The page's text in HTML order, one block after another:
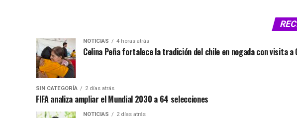
NOTICIAS 4 horas atrás
Celina Peña fortalece la tradición del chile en nogada con visita a
SIN CATEGORÍA 2 días atrás
FIFA analiza ampliar el Mundial 2030 a 64 selecciones
NOTICIAS 2 días atrás